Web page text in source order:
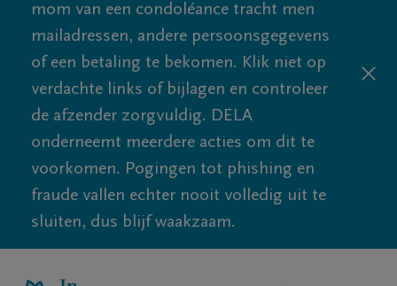
mom van een condoléance tracht men
mailadressen, andere persoonsgegevens
of een betaling te bekomen. Klik niet op
verdachte links of bijlagen en controleer
de afzender zorgvuldig. DELA
onderneemt meerdere acties om dit te
voorkomen. Pogingen tot phishing en
fraude vallen echter nooit volledig uit te
sluiten, dus blijf waakzaam.